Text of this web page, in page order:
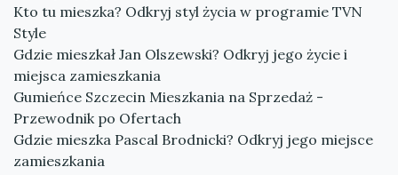
Kto tu mieszka? Odkryj styl życia w programie TVN
Style
Gdzie mieszkał Jan Olszewski? Odkryj jego życie i
miejsca zamieszkania
Gumieńce Szczecin Mieszkania na Sprzedaż -
Przewodnik po Ofertach
Gdzie mieszka Pascal Brodnicki? Odkryj jego miejsce
zamieszkania